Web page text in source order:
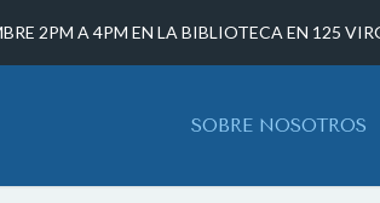
2PM A 4PM EN LA BIBLIOTECA EN 125
SOBRE NOSOTROS